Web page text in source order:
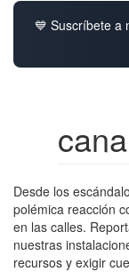
💙 Suscríbete a
Desde los
polémica reacción
en las calles.
nuestras
recursos y exigir